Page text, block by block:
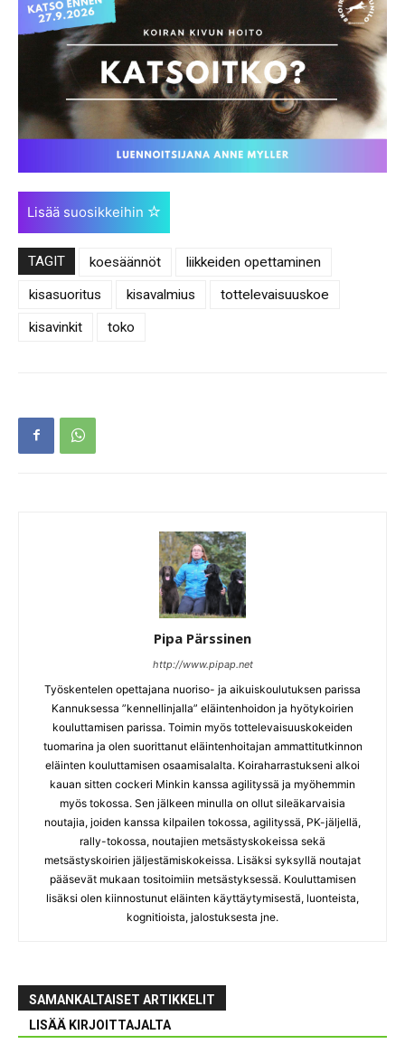
Lisää suosikkeihin
TAGIT koesäännöt
liikkeiden opettaminen
kisasuoritus
kisavalmius
tottelevaisuuskoe
kisavinkit
toko
Pipa Pärssinen
http://www.pipap.net
Työskentelen opettajana nuoriso- ja aikuiskoulutuksen parissa
Kannuksessa ”kennellinjalla” eläintenhoidon ja hyötykoirien
kouluttamisen parissa. Toimin myös tottelevaisuuskokeiden
tuomarina ja olen suorittanut eläintenhoitajan ammattitutkinnon
eläinten kouluttamisen osaamisalalta. Koiraharrastukseni alkoi
kauan sitten cockeri Minkin kanssa agilityssä ja myöhemmin
myös tokossa. Sen jälkeen minulla on ollut sileäkarvaisia
noutajia, joiden kanssa kilpailen tokossa, agilityssä, PK-jäljellä,
rally-tokossa, noutajien metsästyskokeissa sekä
metsästyskoirien jäljestämiskokeissa. Lisäksi syksyllä noutajat
pääsevät mukaan tositoimiin metsästyksessä. Kouluttamisen
lisäksi olen kiinnostunut eläinten käyttäytymisestä, luonteista,
kognitioista, jalostuksesta jne.
SAMANKALTAISET ARTIKKELIT
LISÄÄ KIRJOITTAJALTA